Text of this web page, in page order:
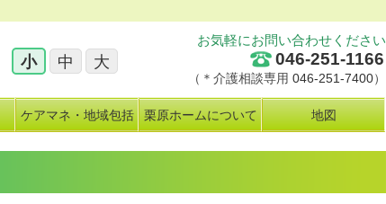
お気軽にお問い合わせください
046-251-1166
（＊介護相談専用 046-251-7400）
小 中 大
ケアマネ・地域包括 栗原ホームについて 地図